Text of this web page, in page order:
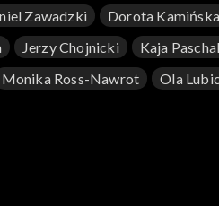
Zawadzki Dorota Kamińska
Jerzy Chojnicki Kaja
Monika Ross-Nawrot Ola